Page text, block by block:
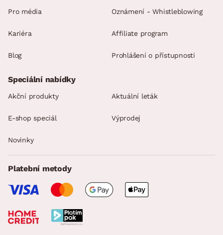
SKLADOVOST
Pro média
Kariéra
Blog
Oznámení - Whistleblowing
Affiliate program
Prohlášení o přístupnosti
Speciální nabídky
Akční produkty Aktuální leták
E-shop speciál Výprodej
Novinky
Platební metody